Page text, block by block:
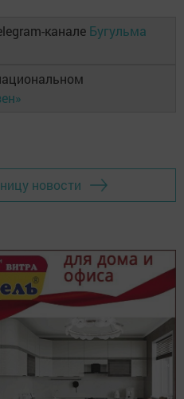
канале Бугульма
новости